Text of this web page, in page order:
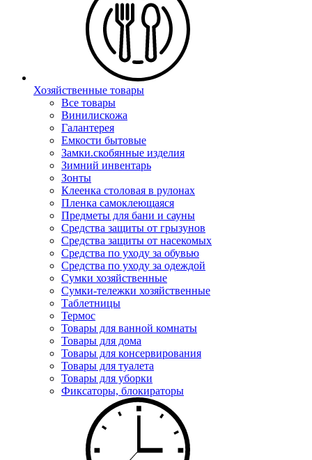
Хозяйственные товары
Все товары
Винилискожа
Галантерея
Емкости бытовые
Замки.скобянные изделия
Зимний инвентарь
Зонты
Клеенка столовая в рулонах
Пленка самоклеющаяся
Предметы для бани и сауны
Средства защиты от грызунов
Средства защиты от насекомых
Средства по уходу за обувью
Средства по уходу за одеждой
Сумки хозяйственные
Сумки-тележки хозяйственные
Таблетницы
Термос
Товары для ванной комнаты
Товары для дома
Товары для консервирования
Товары для туалета
Товары для уборки
Фиксаторы, блокираторы